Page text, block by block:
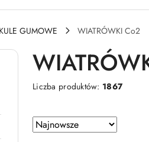
GUMOWE WIATRÓWKI Co2
Liczba produktów: 1867
Zastosowano sortowanie: Najnowsze.
Sortuj
według